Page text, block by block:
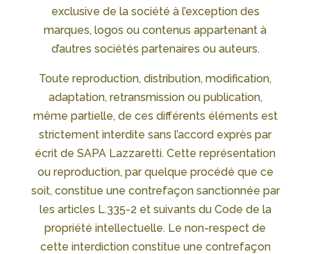
exclusive de la société à l’exception des
marques, logos ou contenus appartenant à
d’autres sociétés partenaires ou auteurs.
Toute reproduction, distribution, modification,
adaptation, retransmission ou publication,
même partielle, de ces différents éléments est
strictement interdite sans l’accord exprès par
écrit de SAPA Lazzaretti. Cette représentation
ou reproduction, par quelque procédé que ce
soit, constitue une contrefaçon sanctionnée par
les articles L.335-2 et suivants du Code de la
propriété intellectuelle. Le non-respect de
cette interdiction constitue une contrefaçon